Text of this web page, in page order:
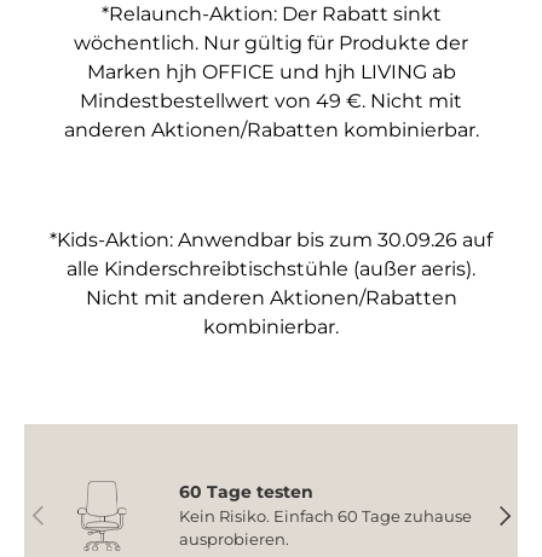
*Relaunch-Aktion: Der Rabatt sinkt
wöchentlich. Nur gültig für Produkte der
Marken hjh OFFICE und hjh LIVING ab
Mindestbestellwert von 49 €. Nicht mit
anderen Aktionen/Rabatten kombinierbar.
*Kids-Aktion: Anwendbar bis zum 30.09.26 auf
alle Kinderschreibtischstühle (außer aeris).
Nicht mit anderen Aktionen/Rabatten
kombinierbar.
Vorherige
60 Tage testen
Kein Risiko. Einfach 60 Tage zuhause
ausprobieren.